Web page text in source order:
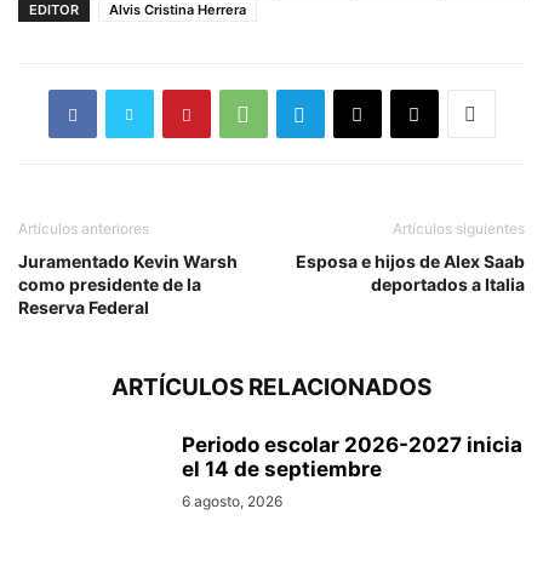
EDITOR Alvis Cristina Herrera
Artículos anteriores
Juramentado Kevin Warsh
como presidente de la
Reserva Federal
Artículos siguientes
Esposa e hijos de Alex Saab
deportados a Italia
ARTÍCULOS RELACIONADOS
Periodo escolar 2026-2027 inicia
el 14 de septiembre
6 agosto, 2026